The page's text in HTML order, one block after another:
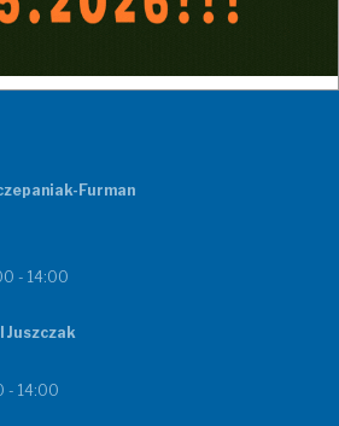
w Suszu
15-71-178
Furman
- 14:00
- 14:00